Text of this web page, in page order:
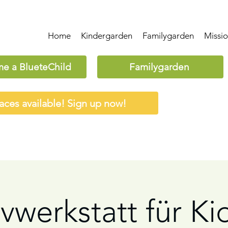
Home Kindergarden Familygarden
a BlueteChild Familygarden
available! Sign up now!
für